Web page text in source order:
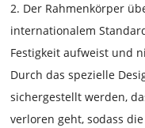
2. Der Rahmenkörper
internationalem
Festigkeit aufweist und
Durch das spezielle
sichergestellt werden,
verloren geht, sodass